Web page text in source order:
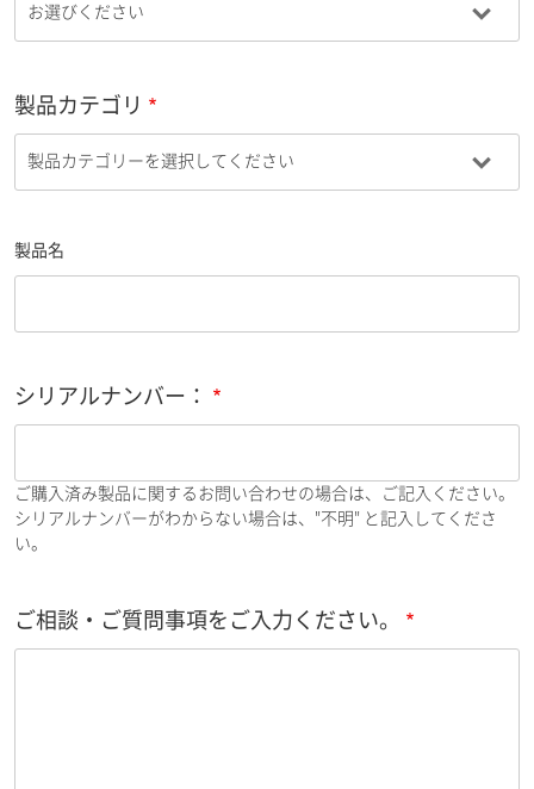
製品カテゴリ
製品名
シリアルナンバー：
ご購入済み製品に関するお問い合わせの場合は、ご記入ください。
シリアルナンバーがわからない場合は、"不明" と記入してくださ
い。
ご相談・ご質問事項をご入力ください。